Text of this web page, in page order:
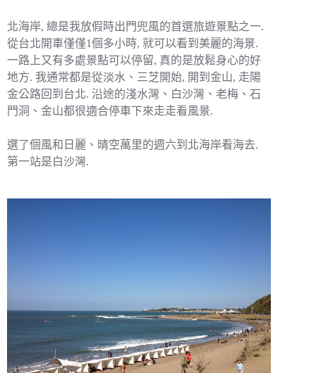
北海岸, 總是我放假時出門兜風的首選旅遊景點之一.
從台北開車僅僅1個多小時, 就可以看到美麗的海景.
一路上又有多處景點可以停留, 真的是放鬆身心的好
地方. 我通常都是從淡水、三芝開始, 開到金山, 走陽
金公路回到台北. 沿途的淺水灣、白沙灣、老梅、石
門洞、金山都很適合停車下來走走看風景.
選了個風和日麗、晴空萬里的週六到北海岸看海去.
第一站是白沙灣.